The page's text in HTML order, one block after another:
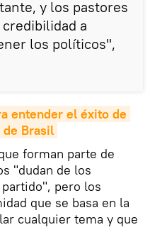
y los pastores
a
los políticos",
entender el éxito de
de Brasil
forman parte de
"dudan de los
pero los
que se basa en la
cualquier tema y que